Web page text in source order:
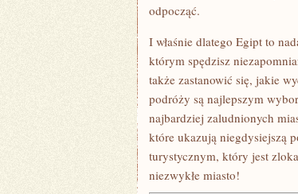
odpocząć.
I właśnie dlatego Egipt to
którym spędzisz
także zastanowić się, jakie
podróży są najlepszym
najbardziej zaludnionych
które ukazują niegdysiejszą
turystycznym, który jest
niezwykłe miasto!